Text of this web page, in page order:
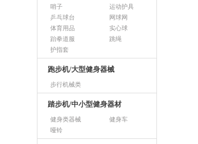
哨子
运动护具
乒乓球台
网球网
体育用品
实心球
跆拳道服
跳绳
护指套
跑步机/大型健身器械
步行机械类
踏步机/中小型健身器材
健身类器械
健身车
哑铃